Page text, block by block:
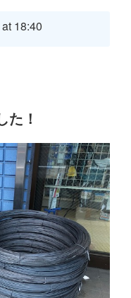
at 18:40
た！